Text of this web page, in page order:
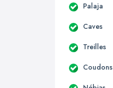
Palaja
Caves
Treilles
Coudons